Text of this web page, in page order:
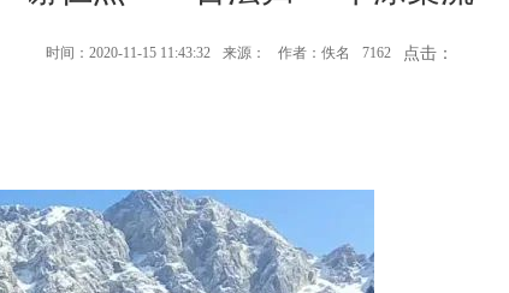
时间：2020-11-15 11:43:32 来源： 作者：佚名 点击：
7162